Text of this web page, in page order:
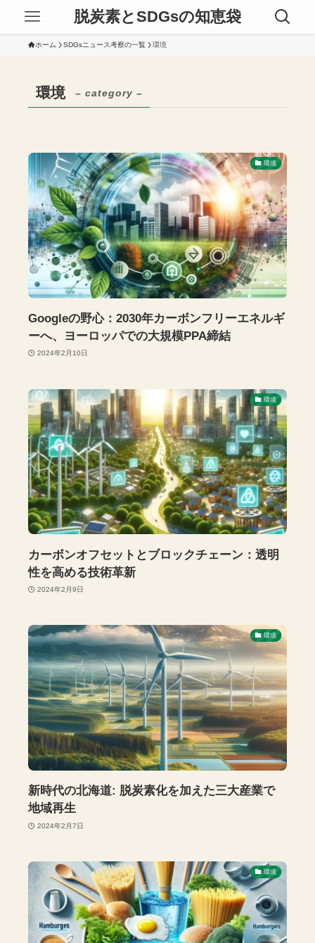
脱炭素とSDGsの知恵袋
ホーム SDGsニュース考察の一覧 環境
環境 – category –
環境
Googleの野心：2030年カーボンフリーエネルギ
ーへ、ヨーロッパでの大規模PPA締結
2024年2月10日
環境
カーボンオフセットとブロックチェーン：透明
性を高める技術革新
2024年2月9日
環境
新時代の北海道: 脱炭素化を加えた三大産業で
地域再生
2024年2月7日
環境